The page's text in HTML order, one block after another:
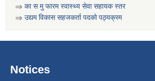
⇒ का स मु फारम स्वास्थ्य सेवा सहायक स्तर
⇒ उद्यम विकास सहजकर्ता पदको पठ्यक्रम
Notices